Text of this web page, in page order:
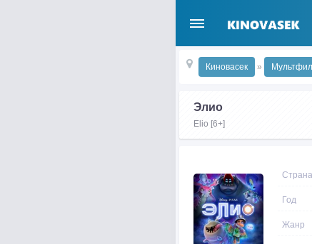
Киновасек »
Элио
Elio [6+]
Страна
Год
Жанр